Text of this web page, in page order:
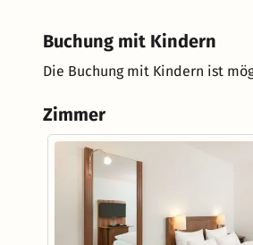
Buchung mit Kindern
Die Buchung mit Kindern ist
Zimmer